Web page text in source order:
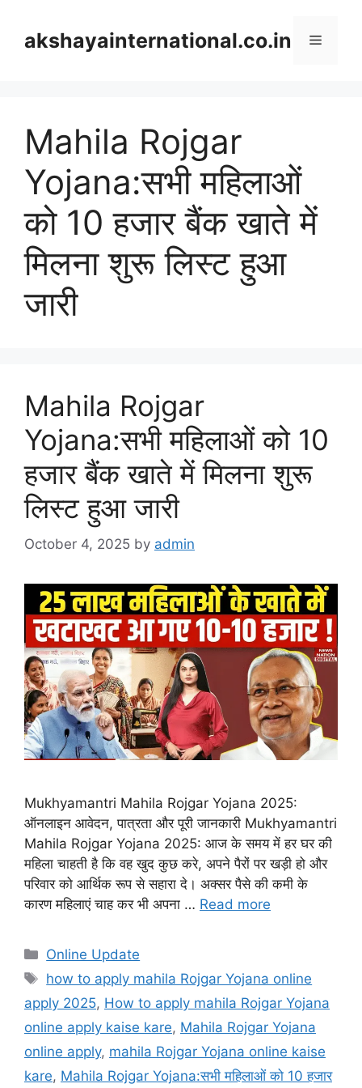
contentakshayainternational.co.in Menu
Mahila Rojgar
Yojana:सभी महिलाओं
को 10 हजार बैंक खाते में
मिलना शुरू लिस्ट हुआ
जारी
Mahila Rojgar
Yojana:सभी महिलाओं को 10
हजार बैंक खाते में मिलना शुरू
लिस्ट हुआ जारी
October 4, 2025 by admin
Mukhyamantri Mahila Rojgar Yojana 2025:
ऑनलाइन आवेदन, पात्रता और पूरी जानकारी Mukhyamantri
Mahila Rojgar Yojana 2025: आज के समय में हर घर की
महिला चाहती है कि वह खुद कुछ करे, अपने पैरों पर खड़ी हो और
परिवार को आर्थिक रूप से सहारा दे। अक्सर पैसे की कमी के
कारण महिलाएं चाह कर भी अपना … Read more
Categories
Online Update
Tags
how to apply mahila Rojgar Yojana online
apply 2025, How to apply mahila Rojgar Yojana
online apply kaise kare, Mahila Rojgar Yojana
online apply, mahila Rojgar Yojana online kaise
kare, Mahila Rojgar Yojana:सभी महिलाओं को 10 हजार